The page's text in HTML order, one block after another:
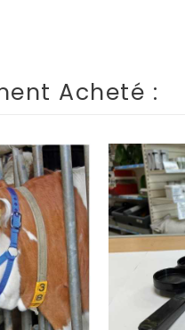
Acheté :